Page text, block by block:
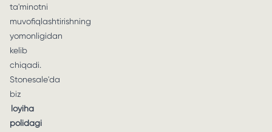
ta'minotni
muvofiqlashtirishning
yomonligidan
kelib
chiqadi.
Stonesale'da
biz
loyiha
polidagi